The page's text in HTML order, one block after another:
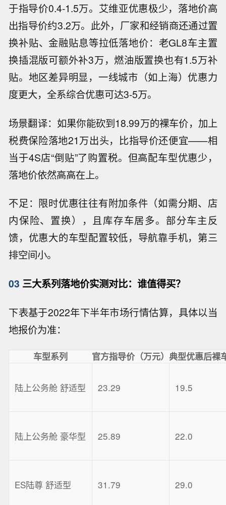
于指导价0.4-1.5万。艾维亚优惠极少，落地价高
出指导价约3.2万。此外，厂家和经销商还通过置
换补贴、金融贴息等拉低落地价：老GL8车主置
换插混版可额外补3万，燃油版置换也有1.5万补
贴。地区差异明显，一线城市（如上海）优惠力
度更大，全系综合优惠可达3-5万。
场景翻译：如果你能砍到18.99万的裸车价，加上
税费保险落地21万出头，比指导价还便宜——相
当于4S店“倒贴”了购置税。但高配车型优惠少，
落地价依然高高在上。
不足：限时优惠往往有附加条件（如需分期、店
内保险、置换），且库存车居多。部分车主反
馈，优惠大的车型配置较低，导航靠手机，第三
排空间小。
03 三大系列落地价实测对比：谁值得买？
下表基于2022年下半年市场行情估算，具体以当
地报价为准：
车型系列 官方指导价（万元）典型优惠后裸
陆上公务舱 舒适型 23.29 19.5
陆上公务舱 豪华型 25.89 22.0
ES陆尊 舒适型 31.79 29.0